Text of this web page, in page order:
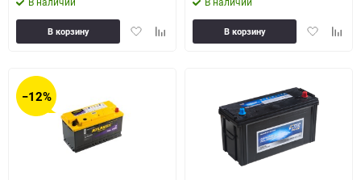
ДобавитьДобавить
В корзину
Добавить
В корзину
−12%